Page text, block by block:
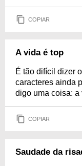
COPIAR
A vida é top
É tão difícil dizer
caracteres ainda
digo uma coisa: a
COPIAR
Saudade da